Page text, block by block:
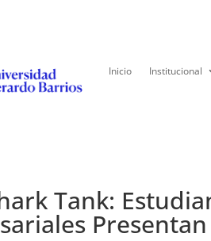
Inicio Institucional
Tank: